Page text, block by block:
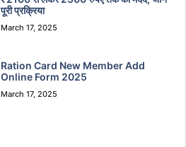
पूरी प्रक्रिया
March 17, 2025
Ration Card New Member Add
Online Form 2025
March 17, 2025